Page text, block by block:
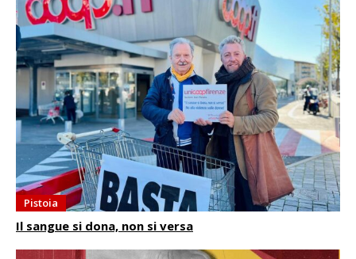
Pistoia
Il sangue si dona, non si versa